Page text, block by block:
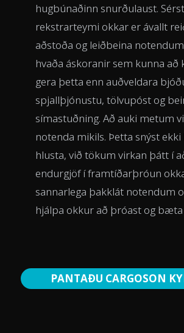
hugbúnaðinn snurðulaust.
rekstrarteymi okkar er ávallt
aðstoða og leiðbeina
hvaða áskoranir sem kunna að
gera þetta enn auðveldara
spjallþjónustu, tölvupóst og
símastuðning. Að auki metum
notenda mikils. Þetta snýst
hlusta, við tökum virkan þátt í
endurgjöf í framtíðarþróun
sannarlega þakklát notendum
hjálpa okkur að þróast og bæta
PANTAÐU CARGOSON